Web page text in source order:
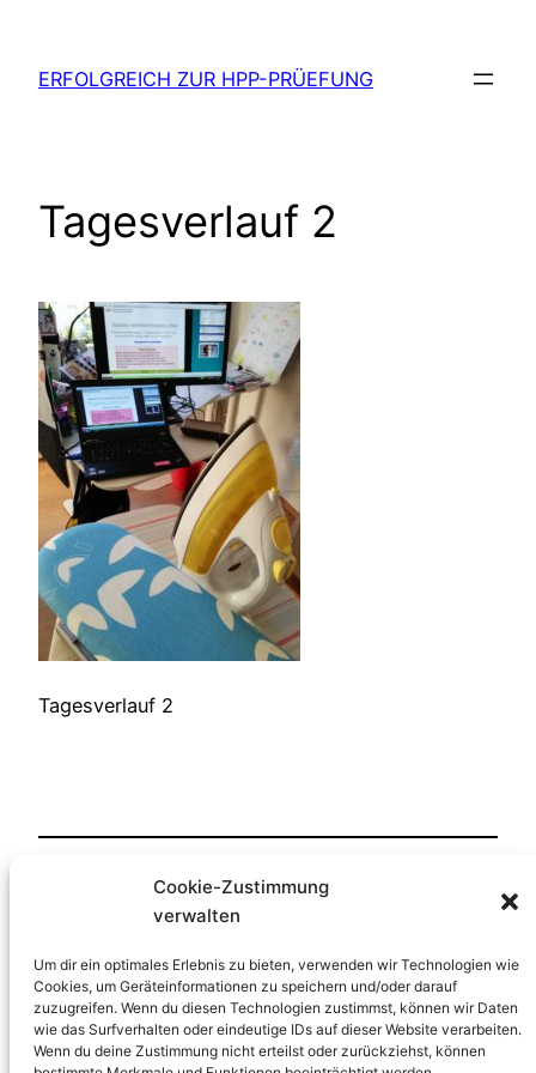
Cookie-Zustimmung
verwalten
Um dir ein optimales Erlebnis zu bieten, verwenden wir Technologien wie
Cookies, um Geräteinformationen zu speichern und/oder darauf
zuzugreifen. Wenn du diesen Technologien zustimmst, können wir Daten
wie das Surfverhalten oder eindeutige IDs auf dieser Website verarbeiten.
Wenn du deine Zustimmung nicht erteilst oder zurückziehst, können
springen
ERFOLGREICH ZUR HPP-PRÜEFUNG
Tagesverlauf 2
Tagesverlauf 2
1. Oktober 2018in
vonHP-Lernfreude
Schlagwörter: